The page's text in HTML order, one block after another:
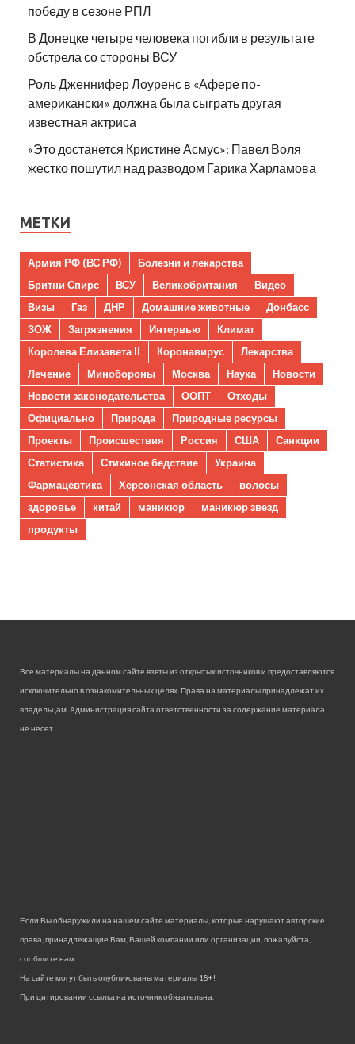
победу в сезоне РПЛ
В Донецке четыре человека погибли в результате
обстрела со стороны ВСУ
Роль Дженнифер Лоуренс в «Афере по-
американски» должна была сыграть другая
известная актриса
«Это достанется Кристине Асмус»: Павел Воля
жестко пошутил над разводом Гарика Харламова
МЕТКИ
Армия РФ (ВС РФ)
Болезни и лекарства
Бритни Спирс
ВСУ Великобритания
Видео
Визы
Газ ДНР Домашние животные
Донбасс
ЗОЖ
Загрязнения Интервью
Климат
Королева Елизавета II
Коронавирус
Лекарства
Лечение
Минобороны Москва Наука
Новости
Новости законодательства
ООПТ
Отходы
Официально
Природа
Природные ресурсы
Проекты
Происшествия Россия США
Санкции
Статистика
Стихиное бедствие
Украина
Фармацевтика
Херсонская область
волосы
здоровье
китай маникюр
маникюр звезд
продукты
Все материалы на данном сайте взяты из открытых источников и предоставляются
исключительно в ознакомительных целях. Права на материалы принадлежат их
владельцам. Администрация сайта ответственности за содержание материала
не несет.
Если Вы обнаружили на нашем сайте материалы, которые нарушают авторские
права, принадлежащие Вам, Вашей компании или организации, пожалуйста,
сообщите нам.
На сайте могут быть опубликованы материалы 18+!
При цитировании ссылка на источник обязательна.